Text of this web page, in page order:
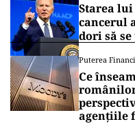
Starea lui
cancerul
dori să
Puterea
Ce
agențiile